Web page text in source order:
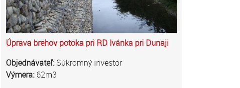
Úprava brehov potoka pri RD Ivánka pri Dunaji
Objednávateľ:Súkromný investor
Výmera:62m3